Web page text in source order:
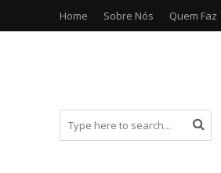
Home Sobre Nós Quem Faz